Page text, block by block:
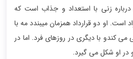
درباره زنی با استعداد و جذاب است که
است. او دو قرارداد همزمان میبندد مه با
کندو با دیگری در روزهای فرد. اما در
او شکل می گیرد.